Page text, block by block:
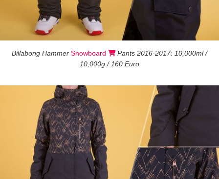
Billabong Hammer Snowboard
Pants 2016-2017: 10,000ml /
10,000g / 160 Euro